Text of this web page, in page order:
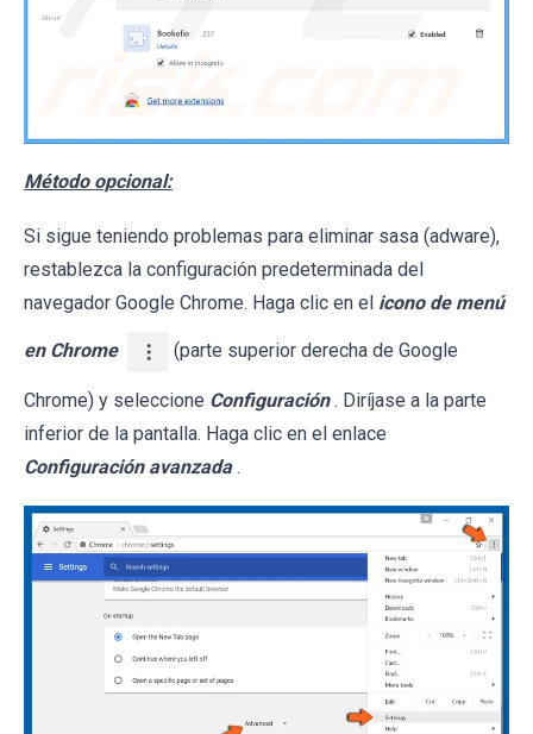
Método opcional:
Si sigue teniendo problemas para eliminar sasa (adware),
restablezca la configuración predeterminada del
navegador Google Chrome. Haga clic en el icono de menú
en Chrome (parte superior derecha de Google
Chrome) y seleccione Configuración . Diríjase a la parte
inferior de la pantalla. Haga clic en el enlace
Configuración avanzada .